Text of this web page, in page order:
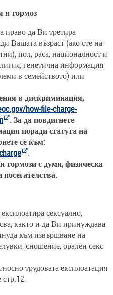
и тормоз
право да Ви третира
Вашата възраст (ако сте на
пол, раса, националност и
генетична информация
в семейството) или
в дискриминация,
how-file-charge-
. За да повдигнете
поради статута на
се към:
.
с думи, физическа
сексуално,
както и да Ви принуждава
към извършване на
сношение, орален секс
трудовата експлоатация